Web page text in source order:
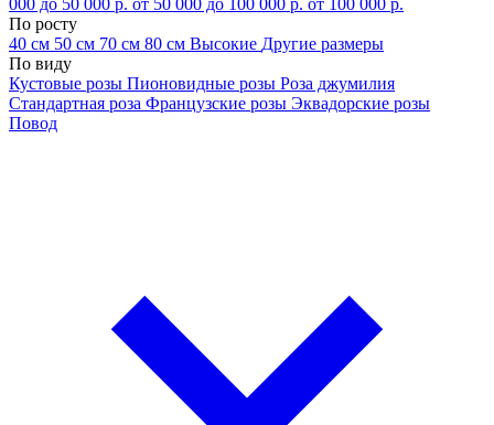
000 до 50 000 р. от 50 000 до 100 000 р. от 100 000 р.
По росту
40 см 50 см 70 см 80 см Высокие Другие размеры
По виду
Кустовые розы Пионовидные розы Роза джумилия
Стандартная роза Французские розы Эквадорские розы
Повод